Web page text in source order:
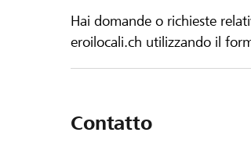
Hai domande o richieste
eroilocali.ch utilizzando il
Contatto